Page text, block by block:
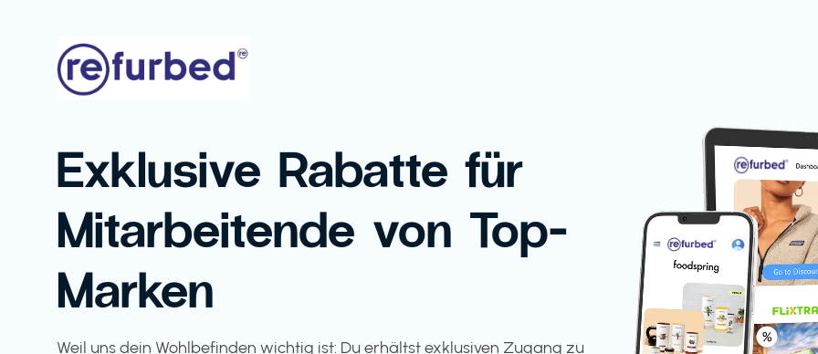
Exklusive Rabatte für
Mitarbeitende von Top-
Marken
Weil uns dein Wohlbefinden wichtig ist: Du erhältst exklusiven Zugang zu